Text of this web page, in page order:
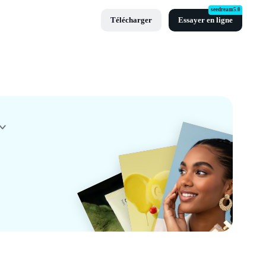
Télécharger Essayer en ligne
seedream5.0